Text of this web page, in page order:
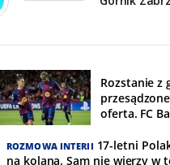
Rozstanie z
oferta. FC
ROZMOWA INTERII 17-letni
na kolana. Sam nie wierzy w